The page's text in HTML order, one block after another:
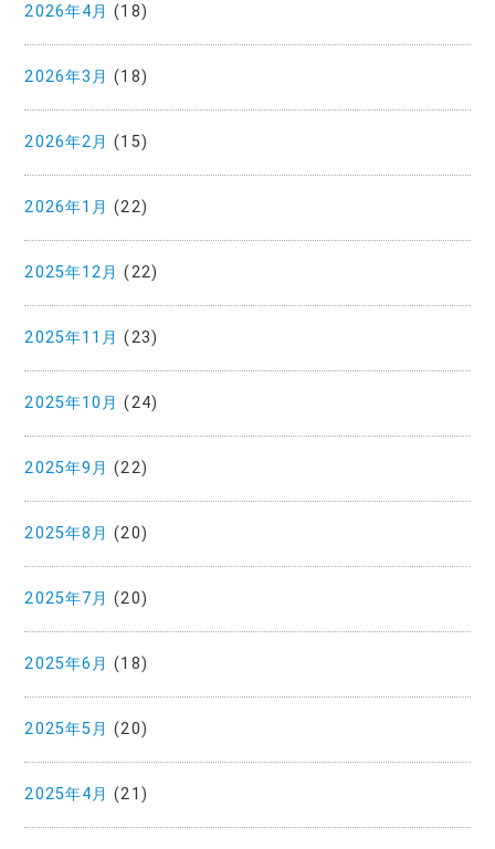
2026年4月 (18)
2026年3月 (18)
2026年2月 (15)
2026年1月 (22)
2025年12月 (22)
2025年11月 (23)
2025年10月 (24)
2025年9月 (22)
2025年8月 (20)
2025年7月 (20)
2025年6月 (18)
2025年5月 (20)
2025年4月 (21)